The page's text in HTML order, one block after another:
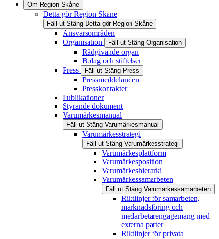
Om Region Skåne
Detta gör Region Skåne
Fäll ut Stäng Detta gör Region Skåne
Ansvarsområden
Organisation
Fäll ut Stäng Organisation
Rådgivande organ
Bolag och stiftelser
Press
Fäll ut Stäng Press
Pressmeddelanden
Presskontakter
Publikationer
Styrande dokument
Varumärkesmanual
Fäll ut Stäng Varumärkesmanual
Varumärkesstrategi
Fäll ut Stäng Varumärkesstrategi
Varumärkesplattform
Varumärkesposition
Varumärkeshierarki
Varumärkessamarbeten
Fäll ut Stäng Varumärkessamarbeten
Riktlinjer för samarbeten,
marknadsföring och
medarbetarengagemang med
externa parter
Riktlinjer för privata